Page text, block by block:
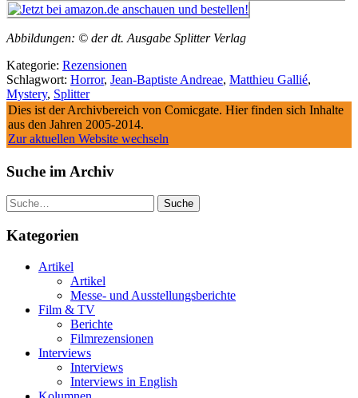
Abbildungen: © der dt. Ausgabe Splitter Verlag
Kategorie: Rezensionen
Schlagwort: Horror, Jean-Baptiste Andreae, Matthieu Gallié,
Mystery, Splitter
Dies ist der Archivbereich von Comicgate. Hier finden sich Inhalte
aus den Jahren 2005-2014.
Zur aktuellen Website wechseln
Suche im Archiv
Suche
Kategorien
Artikel
Artikel
Messe- und Ausstellungsberichte
Film & TV
Berichte
Filmrezensionen
Interviews
Interviews
Interviews in English